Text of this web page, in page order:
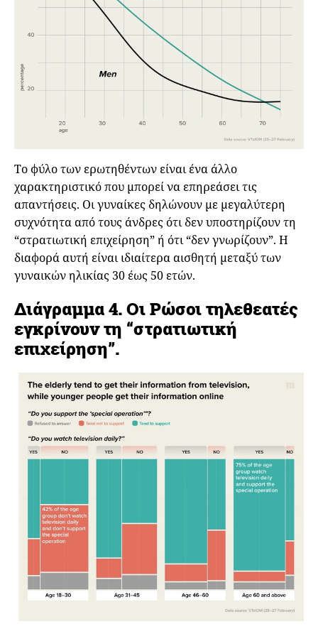
Το φύλο των ερωτηθέντων είναι ένα άλλο
χαρακτηριστικό που μπορεί να επηρεάσει τις
απαντήσεις. Οι γυναίκες δηλώνουν με μεγαλύτερη
συχνότητα από τους άνδρες ότι δεν υποστηρίζουν τη
“στρατιωτική επιχείρηση” ή ότι “δεν γνωρίζουν”. Η
διαφορά αυτή είναι ιδιαίτερα αισθητή μεταξύ των
γυναικών ηλικίας 30 έως 50 ετών.
Διάγραμμα 4. Οι Ρώσοι τηλεθεατές
εγκρίνουν τη “στρατιωτική
επιχείρηση”.